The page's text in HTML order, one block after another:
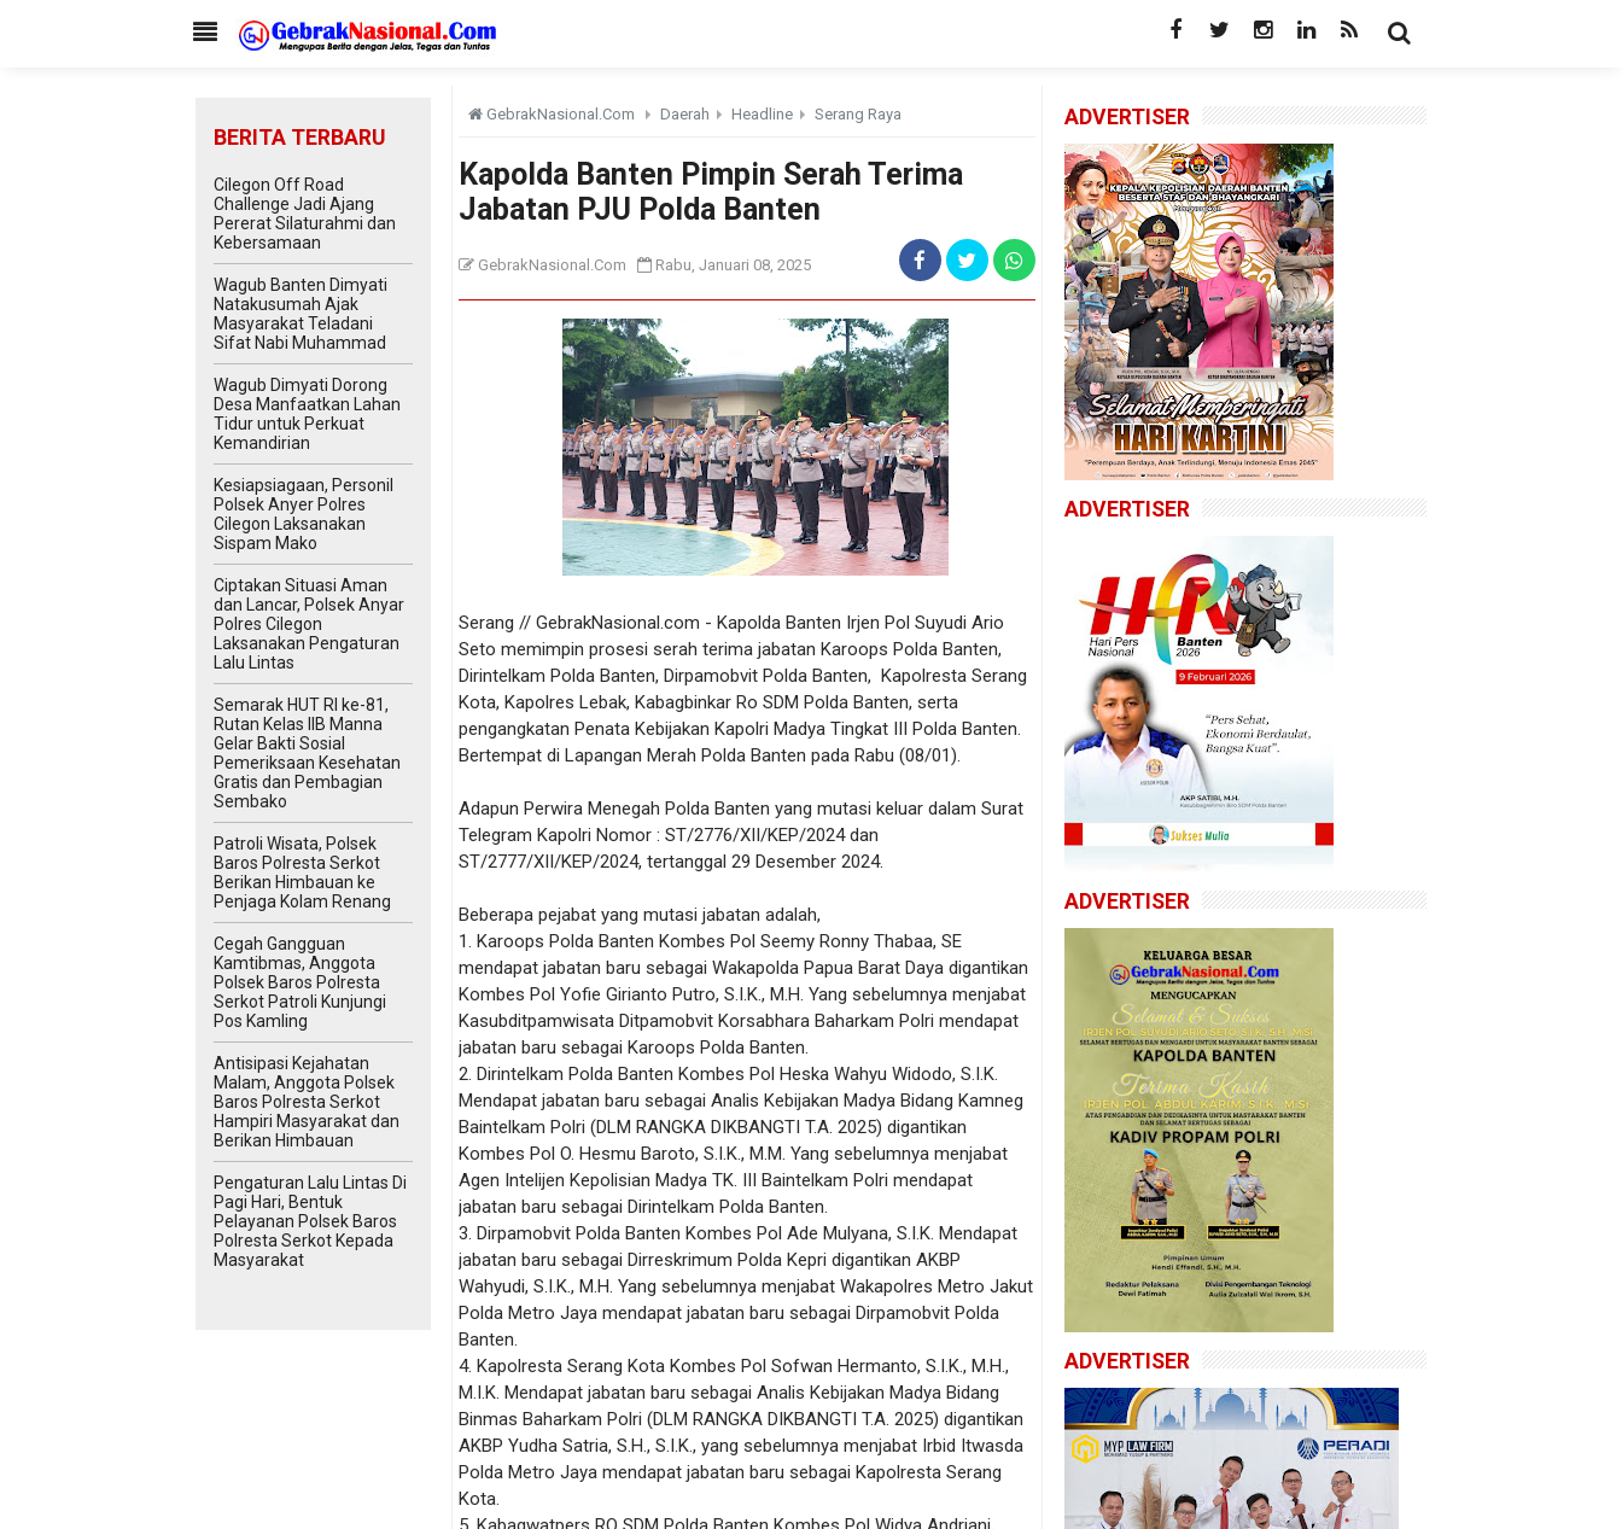
GebrakNasional.Com Daerah Headline Serang Raya
Kapolda Banten Pimpin Serah Terima
Jabatan PJU Polda Banten
GebrakNasional.Com Rabu, Januari 08, 2025
Serang // GebrakNasional.com - Kapolda Banten Irjen Pol Suyudi Ario
Seto memimpin prosesi serah terima jabatan Karoops Polda Banten,
Dirintelkam Polda Banten, Dirpamobvit Polda Banten, Kapolresta Serang
Kota, Kapolres Lebak, Kabagbinkar Ro SDM Polda Banten, serta
pengangkatan Penata Kebijakan Kapolri Madya Tingkat III Polda Banten.
Bertempat di Lapangan Merah Polda Banten pada Rabu (08/01).
Adapun Perwira Menegah Polda Banten yang mutasi keluar dalam Surat
Telegram Kapolri Nomor : ST/2776/XII/KEP/2024 dan
ST/2777/XII/KEP/2024, tertanggal 29 Desember 2024.
Beberapa pejabat yang mutasi jabatan adalah,
1. Karoops Polda Banten Kombes Pol Seemy Ronny Thabaa, SE
mendapat jabatan baru sebagai Wakapolda Papua Barat Daya digantikan
Kombes Pol Yofie Girianto Putro, S.I.K., Μ.Η. Yang sebelumnya menjabat
Kasubditpamwisata Ditpamobvit Korsabhara Baharkam Polri mendapat
jabatan baru sebagai Karoops Polda Banten.
2. Dirintelkam Polda Banten Kombes Pol Heska Wahyu Widodo, S.I.K.
Mendapat jabatan baru sebagai Analis Kebijakan Madya Bidang Kamneg
Baintelkam Polri (DLM RANGKA DIKBANGTI T.Α. 2025) digantikan
Kombes Pol O. Hesmu Baroto, S.I.K., Μ.Μ. Yang sebelumnya menjabat
Agen Intelijen Kepolisian Madya TK. III Baintelkam Polri mendapat
jabatan baru sebagai Dirintelkam Polda Banten.
3. Dirpamobvit Polda Banten Kombes Pol Ade Mulyana, S.I.K. Mendapat
jabatan baru sebagai Dirreskrimum Polda Kepri digantikan AKBP
Wahyudi, S.I.K., M.H. Yang sebelumnya menjabat Wakapolres Metro Jakut
Polda Metro Jaya mendapat jabatan baru sebagai Dirpamobvit Polda
Banten.
4. Kapolresta Serang Kota Kombes Pol Sofwan Hermanto, S.I.K., M.H.,
Μ.Ι.Κ. Mendapat jabatan baru sebagai Analis Kebijakan Madya Bidang
Binmas Baharkam Polri (DLM RANGKA DIKBANGTI T.Α. 2025) digantikan
AKBP Yudha Satria, S.H., S.I.K., yang sebelumnya menjabat Irbid Itwasda
Polda Metro Jaya mendapat jabatan baru sebagai Kapolresta Serang
Kota.
BERITA TERBARU
Cilegon Off Road
Challenge Jadi Ajang
Pererat Silaturahmi dan
Kebersamaan
Wagub Banten Dimyati
Natakusumah Ajak
Masyarakat Teladani
Sifat Nabi Muhammad
Wagub Dimyati Dorong
Desa Manfaatkan Lahan
Tidur untuk Perkuat
Kemandirian
Kesiapsiagaan, Personil
Polsek Anyer Polres
Cilegon Laksanakan
Sispam Mako
Ciptakan Situasi Aman
dan Lancar, Polsek Anyar
Polres Cilegon
Laksanakan Pengaturan
Lalu Lintas
Semarak HUT RI ke-81,
Rutan Kelas IIB Manna
Gelar Bakti Sosial
Pemeriksaan Kesehatan
Gratis dan Pembagian
Sembako
Patroli Wisata, Polsek
Baros Polresta Serkot
Berikan Himbauan ke
Penjaga Kolam Renang
Cegah Gangguan
Kamtibmas, Anggota
Polsek Baros Polresta
Serkot Patroli Kunjungi
Pos Kamling
Antisipasi Kejahatan
Malam, Anggota Polsek
Baros Polresta Serkot
Hampiri Masyarakat dan
Berikan Himbauan
Pengaturan Lalu Lintas Di
Pagi Hari, Bentuk
Pelayanan Polsek Baros
Polresta Serkot Kepada
Masyarakat
ADVERTISER
ADVERTISER
ADVERTISER
ADVERTISER